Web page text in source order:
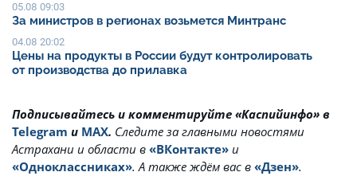
05.08 09:03
За министров в регионах возьмется Минтранс
04.08 20:02
Цены на продукты в России будут контролировать
от производства до прилавка
Подписывайтесь и комментируйте «Каспийинфо» в
Telegram и MAX. Cледите за главными новостями
Астрахани и области в «ВКонтакте» и
«Одноклассниках». А также ждём вас в «Дзен».